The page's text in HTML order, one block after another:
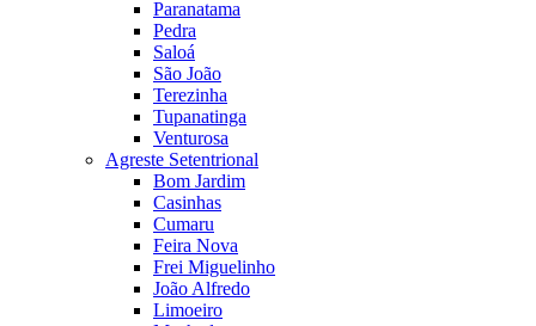
Paranatama
Pedra
Saloá
São João
Terezinha
Tupanatinga
Venturosa
Agreste Setentrional
Bom Jardim
Casinhas
Cumaru
Feira Nova
Frei Miguelinho
João Alfredo
Limoeiro